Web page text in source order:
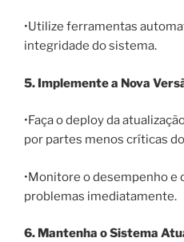
•Utilize ferramentas
integridade do sistema.
5. Implemente a Nova
•Faça o deploy da
por partes menos críticas
•Monitore o desempenho e
problemas imediatamente.
6. Mantenha o Sistema